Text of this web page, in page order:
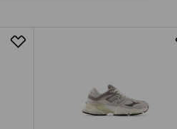
juoksukengät, new